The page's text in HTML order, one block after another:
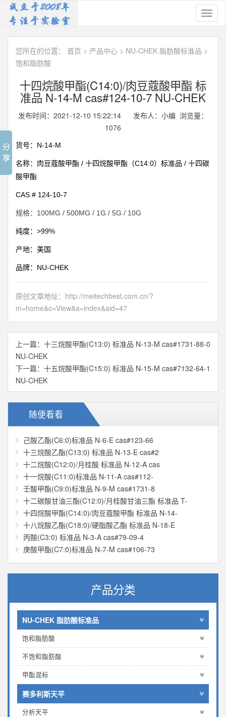
您所在的位置： 首页 > 产品中心 > NU-CHEK 脂肪酸标准品 >
饱和脂肪酸
十四烷酸甲酯(C14:0)/肉豆蔻酸甲酯 标
准品 N-14-M cas#124-10-7 NU-CHEK
发布时间：2021-12-10 15:22:14 发布人：小编 浏览量：
1076
货号： N-14-M
名称：肉豆蔻酸甲酯 / 十四烷酸甲酯（C14:0）标准品 / 十四碳
酸甲酯
CAS # 124-10-7
规格： 100MG / 500MG / 1G / 5G / 10G
纯度： >99%
产地：美国
品牌： NU-CHEK
原创文章地址： http://meitechbest.com.cn/?
m=home&c=View&a=index&aid=47
上一篇： 十三烷酸甲酯(C13:0) 标准品 N-13-M cas#1731-88-0
NU-CHEK
下一篇： 十五烷酸甲酯(C15:0) 标准品 N-15-M cas#7132-64-1
NU-CHEK
随便看看
己酸乙酯(C6:0)标准品 N-6-E cas#123-66
十三烷酸乙酯(C13:0) 标准品 N-13-E cas#2
十二烷酸(C12:0)/月桂酸 标准品 N-12-A cas
十一烷酸(C11:0)标准品 N-11-A cas#112-
壬酸甲酯(C9:0)标准品 N-9-M cas#1731-8
十二碳酸甘油三酯(C12:0)/月桂酸甘油三酯 标准品 T-
十四烷酸甲酯(C14:0)/肉豆蔻酸甲酯 标准品 N-14-
十八烷酸乙酯(C18:0)/硬脂酸乙酯 标准品 N-18-E
丙酸(C3:0) 标准品 N-3-A cas#79-09-4
庚酸甲酯(C7:0)标准品 N-7-M cas#106-73
产品分类
NU-CHEK 脂肪酸标准品
饱和脂肪酸
不饱和脂肪酸
甲酯混标
赛多利斯天平
分析天平